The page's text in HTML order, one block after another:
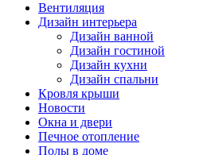
Вентиляция
Дизайн интерьера
Дизайн ванной
Дизайн гостиной
Дизайн кухни
Дизайн спальни
Кровля крыши
Новости
Окна и двери
Печное отопление
Полы в доме